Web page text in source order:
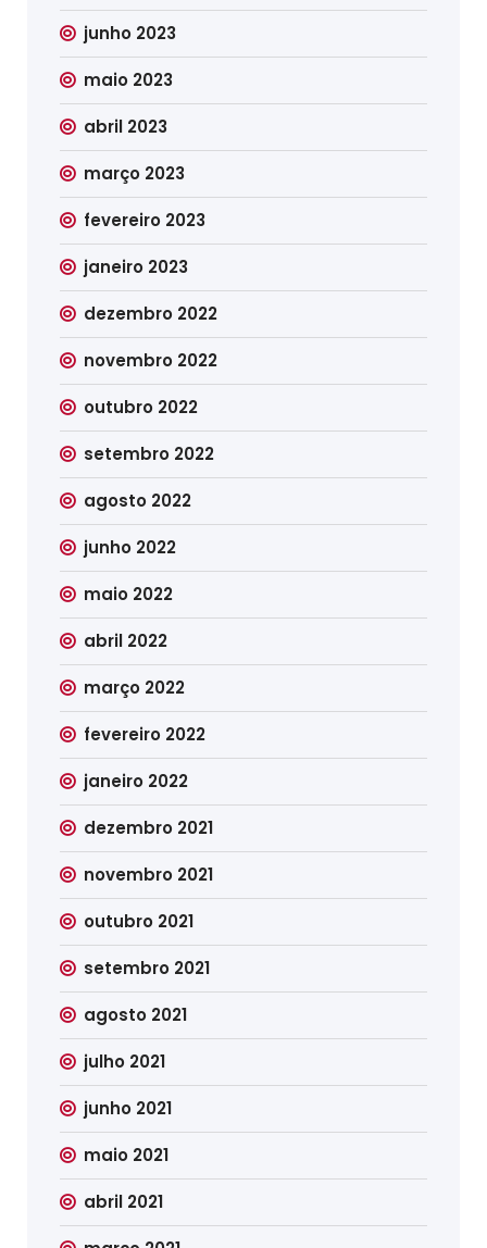
junho 2023
maio 2023
abril 2023
março 2023
fevereiro 2023
janeiro 2023
dezembro 2022
novembro 2022
outubro 2022
setembro 2022
agosto 2022
junho 2022
maio 2022
abril 2022
março 2022
fevereiro 2022
janeiro 2022
dezembro 2021
novembro 2021
outubro 2021
setembro 2021
agosto 2021
julho 2021
junho 2021
maio 2021
abril 2021